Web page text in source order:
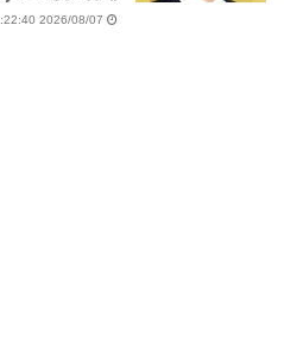
2026/08/07 8:22:40 مساءً